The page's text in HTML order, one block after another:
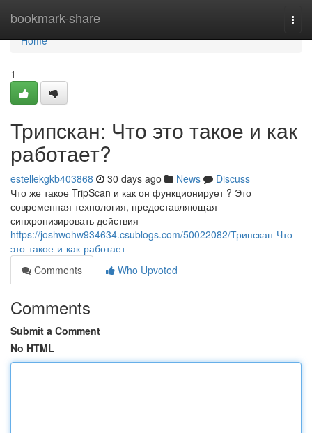
bookmark-share
Home
Home
1
Трипскан: Что это такое и как
работает?
estellekgkb403868 30 days ago News
Discuss
Что же такое TripScan и как он функционирует ? Это
современная технология, предоставляющая
синхронизировать действия
https://joshwohw934634.csublogs.com/50022082/Трипскан-Что-
это-такое-и-как-работает
Comments
Who Upvoted
Comments
Submit a Comment
No HTML